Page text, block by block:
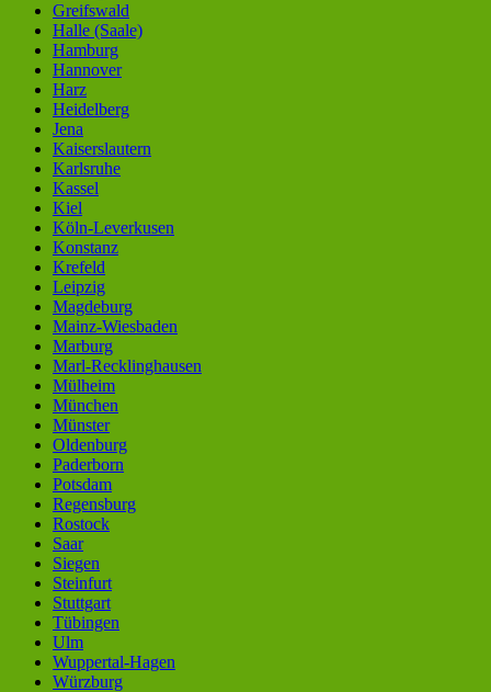
Greifswald
Halle (Saale)
Hamburg
Hannover
Harz
Heidelberg
Jena
Kaiserslautern
Karlsruhe
Kassel
Kiel
Köln-Leverkusen
Konstanz
Krefeld
Leipzig
Magdeburg
Mainz-Wiesbaden
Marburg
Marl-Recklinghausen
Mülheim
München
Münster
Oldenburg
Paderborn
Potsdam
Regensburg
Rostock
Saar
Siegen
Steinfurt
Stuttgart
Tübingen
Ulm
Wuppertal-Hagen
Würzburg